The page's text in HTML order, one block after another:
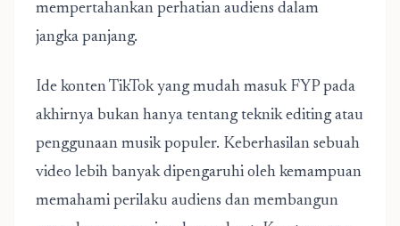
mempertahankan perhatian audiens dalam
jangka panjang.
Ide konten TikTok yang mudah masuk FYP pada
akhirnya bukan hanya tentang teknik editing atau
penggunaan musik populer. Keberhasilan sebuah
video lebih banyak dipengaruhi oleh kemampuan
memahami perilaku audiens dan membangun